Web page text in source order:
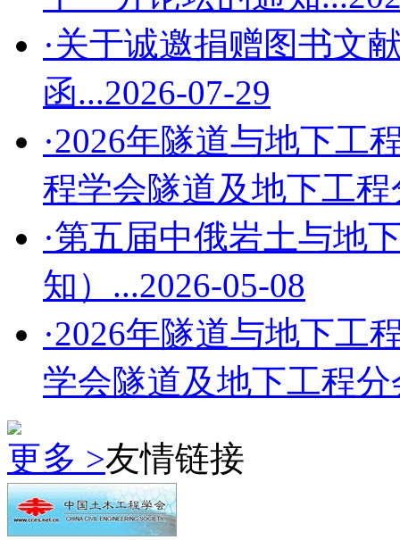
·关于诚邀捐赠图书文
函...2026-07-29
·2026年隧道与地下工
程学会隧道及地下工
·第五届中俄岩土与地
知）...2026-05-08
·2026年隧道与地下工
学会隧道及地下工程
更多 >友情链接